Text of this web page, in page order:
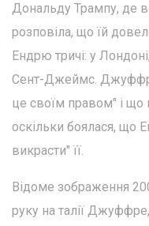
Дональду Трампу, де
розповіла, що їй
Ендрю тричі: у
Сент-Джеймс.
це своїм правом" і що
оскільки боялася, що
викрасти" її.
Відоме зображення
руку на талії